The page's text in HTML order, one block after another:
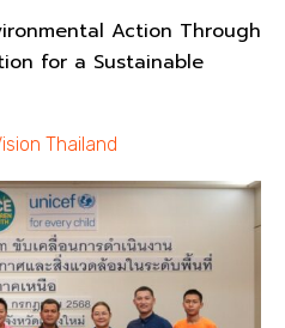
Action Through
for a Sustainable
Thailand